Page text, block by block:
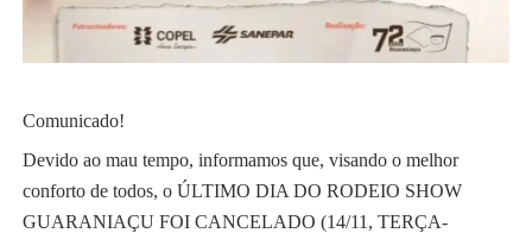
Comunicado!
Devido ao mau tempo, informamos que, visando o melhor
conforto de todos, o ÚLTIMO DIA DO RODEIO SHOW
GUARANIAÇU FOI CANCELADO (14/11, TERÇA-